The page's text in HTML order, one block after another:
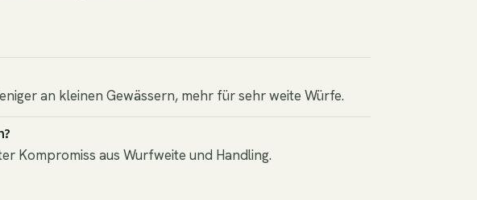
an kleinen Gewässern, mehr für sehr weite Würfe.
Kompromiss aus Wurfweite und Handling.